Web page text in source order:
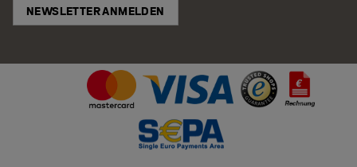
NEWSLETTER ANMELDEN